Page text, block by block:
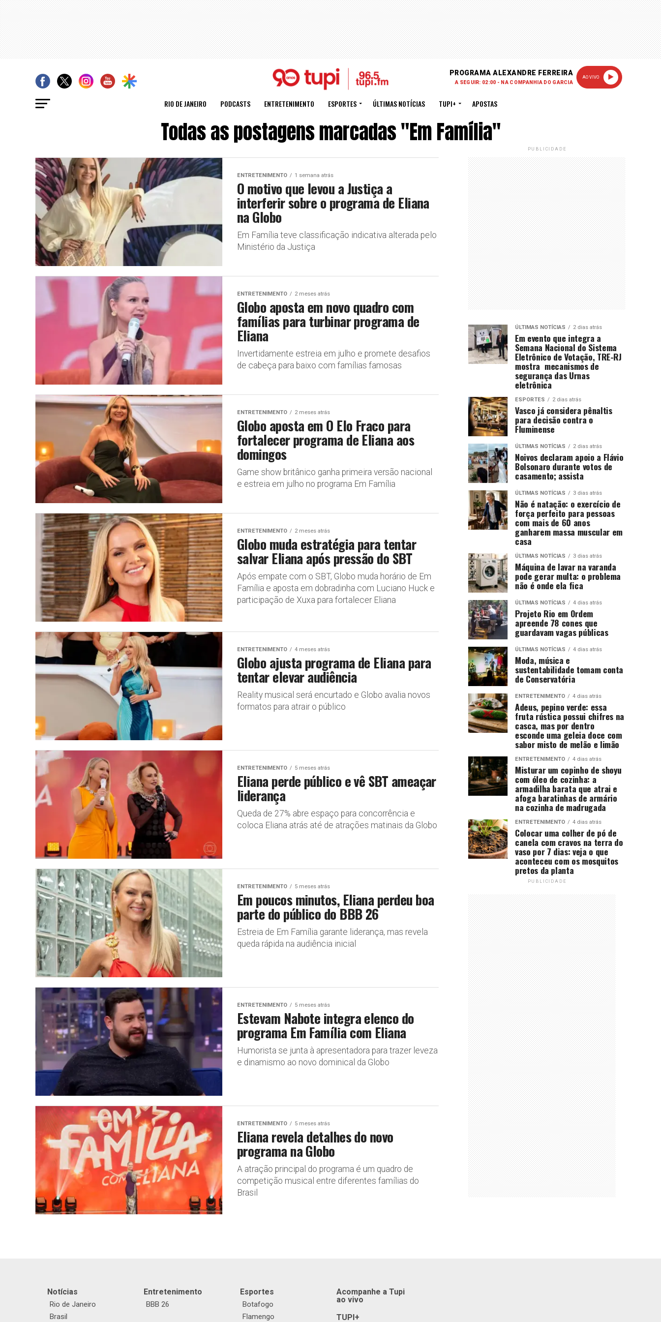
PROGRAMA ALEXANDRE FERREIRA
A SEGUIR: 02:00 - NA COMPANHIA DO GARCIA
AO VIVO
RIO DE JANEIRO PODCASTS ENTRETENIMENTO ESPORTES ÚLTIMAS NOTÍCIAS TUPI+ APOSTAS
Todas as postagens marcadas "Em Família"
ENTRETENIMENTO 1 semana atrás
O motivo que levou a Justiça a
interferir sobre o programa de Eliana
na Globo
Em Família teve classificação indicativa alterada pelo
Ministério da Justiça
ENTRETENIMENTO 2 meses atrás
Globo aposta em novo quadro com
famílias para turbinar programa de
Eliana
Invertidamente estreia em julho e promete desafios
de cabeça para baixo com famílias famosas
ENTRETENIMENTO 2 meses atrás
Globo aposta em O Elo Fraco para
fortalecer programa de Eliana aos
domingos
Game show britânico ganha primeira versão nacional
e estreia em julho no programa Em Família
ENTRETENIMENTO 2 meses atrás
Globo muda estratégia para tentar
salvar Eliana após pressão do SBT
Após empate com o SBT, Globo muda horário de Em
Família e aposta em dobradinha com Luciano Huck e
participação de Xuxa para fortalecer Eliana
ENTRETENIMENTO 4 meses atrás
Globo ajusta programa de Eliana para
tentar elevar audiência
Reality musical será encurtado e Globo avalia novos
formatos para atrair o público
ENTRETENIMENTO 5 meses atrás
Eliana perde público e vê SBT ameaçar
liderança
Queda de 27% abre espaço para concorrência e
coloca Eliana atrás até de atrações matinais da Globo
ENTRETENIMENTO 5 meses atrás
Em poucos minutos, Eliana perdeu boa
parte do público do BBB 26
Estreia de Em Família garante liderança, mas revela
queda rápida na audiência inicial
ENTRETENIMENTO 5 meses atrás
Estevam Nabote integra elenco do
programa Em Família com Eliana
Humorista se junta à apresentadora para trazer leveza
e dinamismo ao novo dominical da Globo
ENTRETENIMENTO 5 meses atrás
Eliana revela detalhes do novo
programa na Globo
A atração principal do programa é um quadro de
competição musical entre diferentes famílias do
Brasil
PUBLICIDADE
ÚLTIMAS NOTÍCIAS 2 dias atrás
Em evento que integra a
Semana Nacional do Sistema
Eletrônico de Votação, TRE-RJ
mostra mecanismos de
segurança das Urnas
eletrônica
ESPORTES 2 dias atrás
Vasco já considera pênaltis
para decisão contra o
Fluminense
ÚLTIMAS NOTÍCIAS 2 dias atrás
Noivos declaram apoio a Flávio
Bolsonaro durante votos de
casamento; assista
ÚLTIMAS NOTÍCIAS 3 dias atrás
Não é natação: o exercício de
força perfeito para pessoas
com mais de 60 anos
ganharem massa muscular em
casa
ÚLTIMAS NOTÍCIAS 3 dias atrás
Máquina de lavar na varanda
pode gerar multa: o problema
não é onde ela fica
ÚLTIMAS NOTÍCIAS 4 dias atrás
Projeto Rio em Ordem
apreende 78 cones que
guardavam vagas públicas
ÚLTIMAS NOTÍCIAS 4 dias atrás
Moda, música e
sustentabilidade tomam conta
de Conservatória
ENTRETENIMENTO 4 dias atrás
Adeus, pepino verde: essa
fruta rústica possui chifres na
casca, mas por dentro
esconde uma geleia doce com
sabor misto de melão e limão
ENTRETENIMENTO 4 dias atrás
Misturar um copinho de shoyu
com óleo de cozinha: a
armadilha barata que atrai e
afoga baratinhas de armário
na cozinha de madrugada
ENTRETENIMENTO 4 dias atrás
Colocar uma colher de pó de
canela com cravos na terra do
vaso por 7 dias: veja o que
aconteceu com os mosquitos
pretos da planta
PUBLICIDADE
Notícias
Rio de Janeiro
Brasil
Entretenimento
BBB 26
Esportes
Botafogo
Flamengo
Acompanhe a Tupi
ao vivo
TUPI+